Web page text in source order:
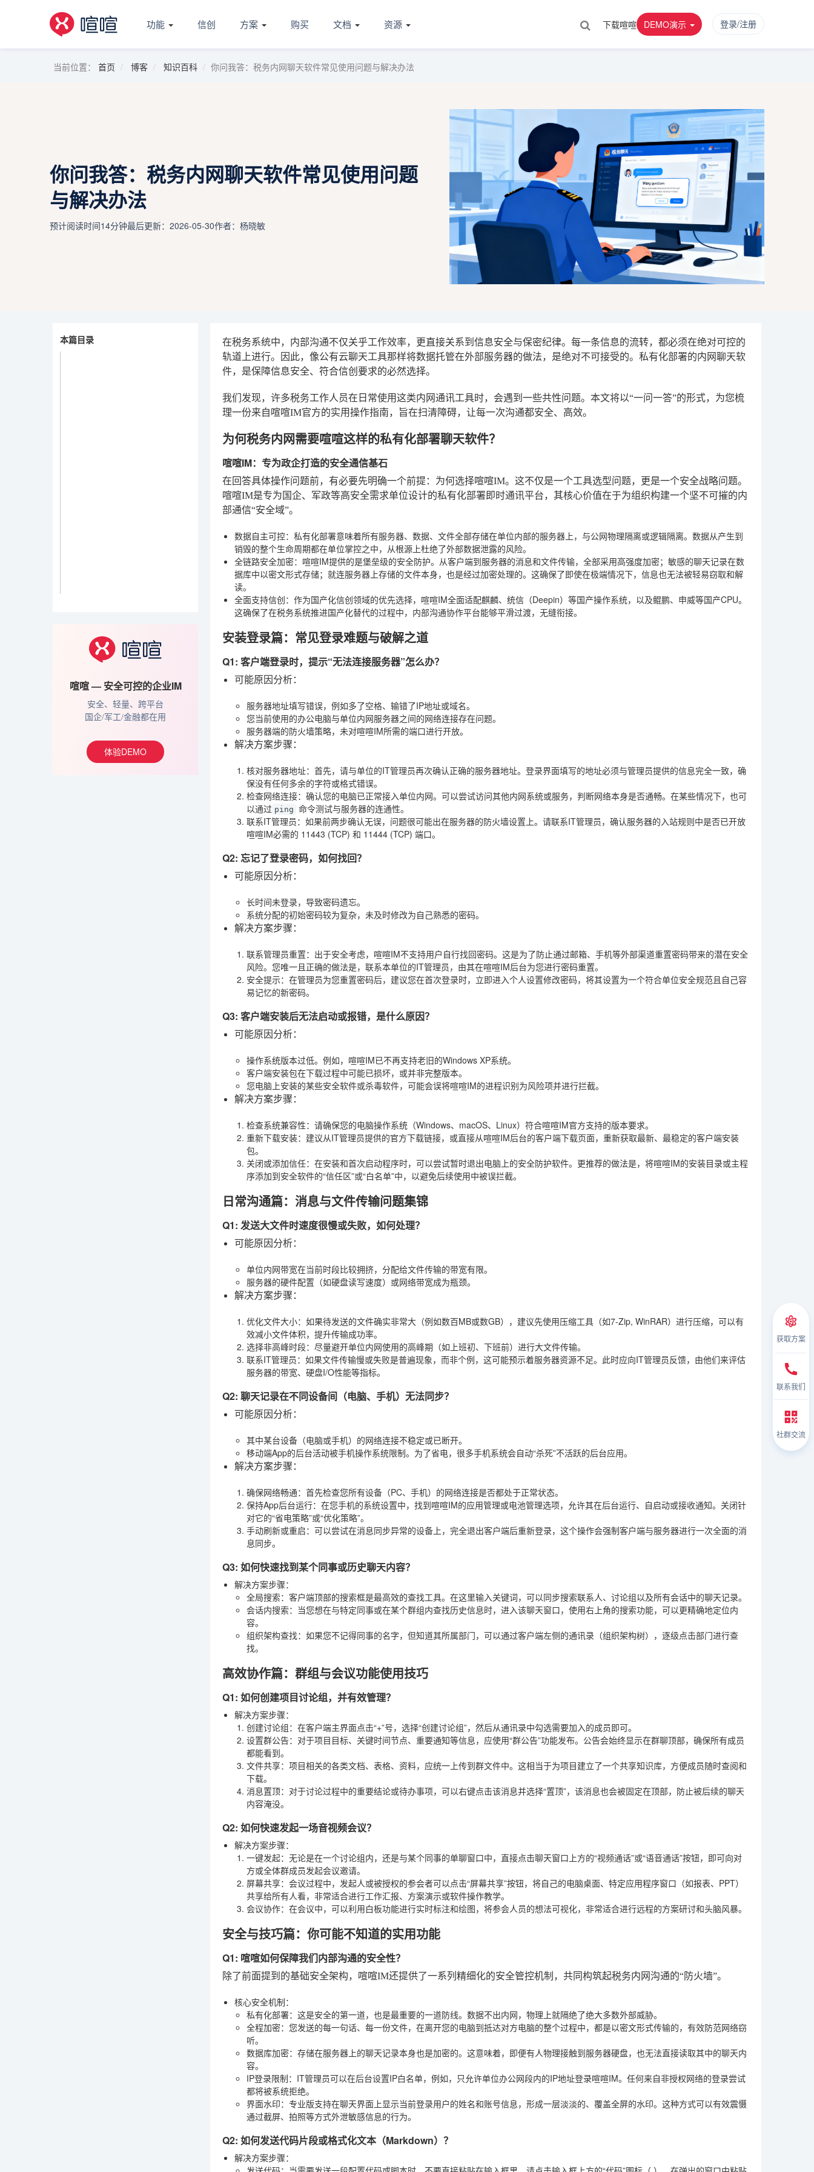
功能 信创 方案 购买 文档 资源 下载喧喧 DEMO演示 登录/注册
当前位置： 首页 博客 知识百科 你问我答：税务内网聊天软件常见使用问题与解决办法
你问我答：税务内网聊天软件常见使用问题
与解决办法
预计阅读时间14分钟最后更新：2026-05-30作者：杨晓敏
本篇目录
喧喧 — 安全可控的企业IM
安全、轻量、跨平台
国企/军工/金融都在用
体验DEMO
在税务系统中，内部沟通不仅关乎工作效率，更直接关系到信息安全与保密纪律。每一条信息的流转，都必须在绝对可控的
轨道上进行。因此，像公有云聊天工具那样将数据托管在外部服务器的做法，是绝对不可接受的。私有化部署的内网聊天软
件，是保障信息安全、符合信创要求的必然选择。
我们发现，许多税务工作人员在日常使用这类内网通讯工具时，会遇到一些共性问题。本文将以“一问一答”的形式，为您梳
理一份来自喧喧IM官方的实用操作指南，旨在扫清障碍，让每一次沟通都安全、高效。
为何税务内网需要喧喧这样的私有化部署聊天软件？
喧喧IM：专为政企打造的安全通信基石
在回答具体操作问题前，有必要先明确一个前提：为何选择喧喧IM。这不仅是一个工具选型问题，更是一个安全战略问题。
喧喧IM是专为国企、军政等高安全需求单位设计的私有化部署即时通讯平台，其核心价值在于为组织构建一个坚不可摧的内
部通信“安全域”。
数据自主可控：私有化部署意味着所有服务器、数据、文件全部存储在单位内部的服务器上，与公网物理隔离或逻辑隔离。数据从产生到
销毁的整个生命周期都在单位掌控之中，从根源上杜绝了外部数据泄露的风险。
全链路安全加密：喧喧IM提供的是堡垒级的安全防护。从客户端到服务器的消息和文件传输，全部采用高强度加密；敏感的聊天记录在数
据库中以密文形式存储；就连服务器上存储的文件本身，也是经过加密处理的。这确保了即使在极端情况下，信息也无法被轻易窃取和解
读。
全面支持信创：作为国产化信创领域的优先选择，喧喧IM全面适配麒麟、统信（Deepin）等国产操作系统，以及鲲鹏、申威等国产CPU。
这确保了在税务系统推进国产化替代的过程中，内部沟通协作平台能够平滑过渡，无缝衔接。
安装登录篇：常见登录难题与破解之道
Q1: 客户端登录时，提示“无法连接服务器”怎么办？
可能原因分析：
服务器地址填写错误，例如多了空格、输错了IP地址或域名。
您当前使用的办公电脑与单位内网服务器之间的网络连接存在问题。
服务器端的防火墙策略，未对喧喧IM所需的端口进行开放。
解决方案步骤 ：
核对服务器地址：首先，请与单位的IT管理员再次确认正确的服务器地址。登录界面填写的地址必须与管理员提供的信息完全一致，确
保没有任何多余的字符或格式错误。
检查网络连接：确认您的电脑已正常接入单位内网。可以尝试访问其他内网系统或服务，判断网络本身是否通畅。在某些情况下，也可
以通过 ping 命令测试与服务器的连通性。
联系IT管理员 ：如果前两步确认无误，问题很可能出在服务器的防火墙设置上。请联系IT管理员，确认服务器的入站规则中是否已开放
喧喧IM必需的 11443 (TCP) 和 11444 (TCP) 端口。
Q2: 忘记了登录密码，如何找回？
可能原因分析：
长时间未登录，导致密码遗忘。
系统分配的初始密码较为复杂，未及时修改为自己熟悉的密码。
解决方案步骤 ：
联系管理员重置：出于安全考虑，喧喧IM不支持用户自行找回密码。这是为了防止通过邮箱、手机等外部渠道重置密码带来的潜在安全
风险。您唯一且正确的做法是，联系本单位的IT管理员，由其在喧喧IM后台为您进行密码重置。
安全提示：在管理员为您重置密码后，建议您在首次登录时，立即进入个人设置修改密码，将其设置为一个符合单位安全规范且自己容
易记忆的新密码。
Q3: 客户端安装后无法启动或报错，是什么原因？
可能原因分析：
操作系统版本过低。例如，喧喧IM已不再支持老旧的Windows XP系统。
客户端安装包在下载过程中可能已损坏，或并非完整版本。
您电脑上安装的某些安全软件或杀毒软件，可能会误将喧喧IM的进程识别为风险项并进行拦截。
解决方案步骤 ：
检查系统兼容性：请确保您的电脑操作系统（Windows、macOS、Linux）符合喧喧IM官方支持的版本要求。
重新下载安装：建议从IT管理员提供的官方下载链接，或直接从喧喧IM后台的客户端下载页面，重新获取最新、最稳定的客户端安装
包。
关闭或添加信任：在安装和首次启动程序时，可以尝试暂时退出电脑上的安全防护软件。更推荐的做法是，将喧喧IM的安装目录或主程
序添加到安全软件的“信任区”或“白名单”中，以避免后续使用中被误拦截。
日常沟通篇：消息与文件传输问题集锦
Q1: 发送大文件时速度很慢或失败，如何处理？
可能原因分析：
单位内网带宽在当前时段比较拥挤，分配给文件传输的带宽有限。
服务器的硬件配置（如硬盘读写速度）或网络带宽成为瓶颈。
解决方案步骤 ：
优化文件大小：如果待发送的文件确实非常大（例如数百MB或数GB），建议先使用压缩工具（如7-Zip, WinRAR）进行压缩，可以有
效减小文件体积，提升传输成功率。
选择非高峰时段：尽量避开单位内网使用的高峰期（如上班初、下班前）进行大文件传输。
联系IT管理员 ：如果文件传输慢或失败是普遍现象，而非个例，这可能预示着服务器资源不足。此时应向IT管理员反馈，由他们来评估
服务器的带宽、硬盘I/O性能等指标。
Q2: 聊天记录在不同设备间（电脑、手机）无法同步？
可能原因分析：
其中某台设备（电脑或手机）的网络连接不稳定或已断开。
移动端App的后台活动被手机操作系统限制。为了省电，很多手机系统会自动“杀死”不活跃的后台应用。
解决方案步骤 ：
确保网络畅通：首先检查您所有设备（PC、手机）的网络连接是否都处于正常状态。
保持App后台运行：在您手机的系统设置中，找到喧喧IM的应用管理或电池管理选项，允许其在后台运行、自启动或接收通知。关闭针
对它的“省电策略”或“优化策略”。
手动刷新或重启：可以尝试在消息同步异常的设备上，完全退出客户端后重新登录，这个操作会强制客户端与服务器进行一次全面的消
息同步。
Q3: 如何快速找到某个同事或历史聊天内容？
解决方案步骤：
全局搜索：客户端顶部的搜索框是最高效的查找工具。在这里输入关键词，可以同步搜索联系人、讨论组以及所有会话中的聊天记录。
会话内搜索：当您想在与特定同事或在某个群组内查找历史信息时，进入该聊天窗口，使用右上角的搜索功能，可以更精确地定位内
容。
组织架构查找：如果您不记得同事的名字，但知道其所属部门，可以通过客户端左侧的通讯录（组织架构树），逐级点击部门进行查
找。
高效协作篇：群组与会议功能使用技巧
Q1: 如何创建项目讨论组，并有效管理？
解决方案步骤：
创建讨论组：在客户端主界面点击“+”号，选择“创建讨论组”，然后从通讯录中勾选需要加入的成员即可。
设置群公告：对于项目目标、关键时间节点、重要通知等信息，应使用“群公告”功能发布。公告会始终显示在群聊顶部，确保所有成员
都能看到。
文件共享：项目相关的各类文档、表格、资料，应统一上传到群文件中。这相当于为项目建立了一个共享知识库，方便成员随时查阅和
下载。
消息置顶：对于讨论过程中的重要结论或待办事项，可以右键点击该消息并选择“置顶”，该消息也会被固定在顶部，防止被后续的聊天
内容淹没。
Q2: 如何快速发起一场音视频会议？
解决方案步骤：
一键发起：无论是在一个讨论组内，还是与某个同事的单聊窗口中，直接点击聊天窗口上方的“视频通话”或“语音通话”按钮，即可向对
方或全体群成员发起会议邀请。
屏幕共享：会议过程中，发起人或被授权的参会者可以点击“屏幕共享”按钮，将自己的电脑桌面、特定应用程序窗口（如报表、PPT）
共享给所有人看，非常适合进行工作汇报、方案演示或软件操作教学。
会议协作：在会议中，可以利用白板功能进行实时标注和绘图，将参会人员的想法可视化，非常适合进行远程的方案研讨和头脑风暴。
安全与技巧篇：你可能不知道的实用功能
Q1: 喧喧如何保障我们内部沟通的安全性？
除了前面提到的基础安全架构，喧喧IM还提供了一系列精细化的安全管控机制，共同构筑起税务内网沟通的“防火墙”。
核心安全机制：
私有化部署：这是安全的第一道，也是最重要的一道防线。数据不出内网，物理上就隔绝了绝大多数外部威胁。
全程加密：您发送的每一句话、每一份文件，在离开您的电脑到抵达对方电脑的整个过程中，都是以密文形式传输的，有效防范网络窃
听。
数据库加密：存储在服务器上的聊天记录本身也是加密的。这意味着，即便有人物理接触到服务器硬盘，也无法直接读取其中的聊天内
容。
IP登录限制：IT管理员可以在后台设置IP白名单，例如，只允许单位办公网段内的IP地址登录喧喧IM。任何来自非授权网络的登录尝试
都将被系统拒绝。
界面水印：专业版支持在聊天界面上显示当前登录用户的姓名和账号信息，形成一层淡淡的、覆盖全屏的水印。这种方式可以有效震慑
通过截屏、拍照等方式外泄敏感信息的行为。
Q2: 如何发送代码片段或格式化文本（Markdown）？
解决方案步骤：
获取方案
联系我们
社群交流